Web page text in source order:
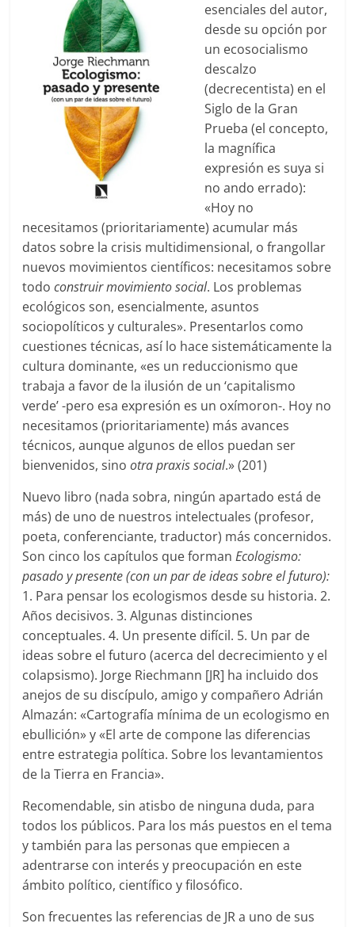
esenciales del autor,
desde su opción por
un ecosocialismo
descalzo
(decrecentista) en el
Siglo de la Gran
Prueba (el concepto,
la magnífica
expresión es suya si
no ando errado):
«Hoy no
necesitamos (prioritariamente) acumular más
datos sobre la crisis multidimensional, o frangollar
nuevos movimientos científicos: necesitamos sobre
todoconstruir movimiento social. Los problemas
ecológicos son, esencialmente, asuntos
sociopolíticos y culturales». Presentarlos como
cuestiones técnicas, así lo hace sistemáticamente la
cultura dominante, «es un reduccionismo que
trabaja a favor de la ilusión de un ‘capitalismo
verde’ -pero esa expresión es un oxímoron-. Hoy no
necesitamos (prioritariamente) más avances
técnicos, aunque algunos de ellos puedan ser
bienvenidos, sinootra praxis social.» (201)
Nuevo libro (nada sobra, ningún apartado está de
más) de uno de nuestros intelectuales (profesor,
poeta, conferenciante, traductor) más concernidos.
Son cinco los capítulos que formanEcologismo:
pasado y presente(con un par de ideas sobre el futuro):
1. Para pensar los ecologismos desde su historia. 2.
Años decisivos. 3. Algunas distinciones
conceptuales. 4. Un presente difícil. 5. Un par de
ideas sobre el futuro (acerca del decrecimiento y el
colapsismo). Jorge Riechmann [JR] ha incluido dos
anejos de su discípulo, amigo y compañero Adrián
Almazán: «Cartografía mínima de un ecologismo en
ebullición» y «El arte de compone las diferencias
entre estrategia política. Sobre los levantamientos
de la Tierra en Francia».
Recomendable, sin atisbo de ninguna duda, para
todos los públicos. Para los más puestos en el tema
y también para las personas que empiecen a
adentrarse con interés y preocupación en este
ámbito político, científico y filosófico.
Son frecuentes las referencias de JR a uno de sus